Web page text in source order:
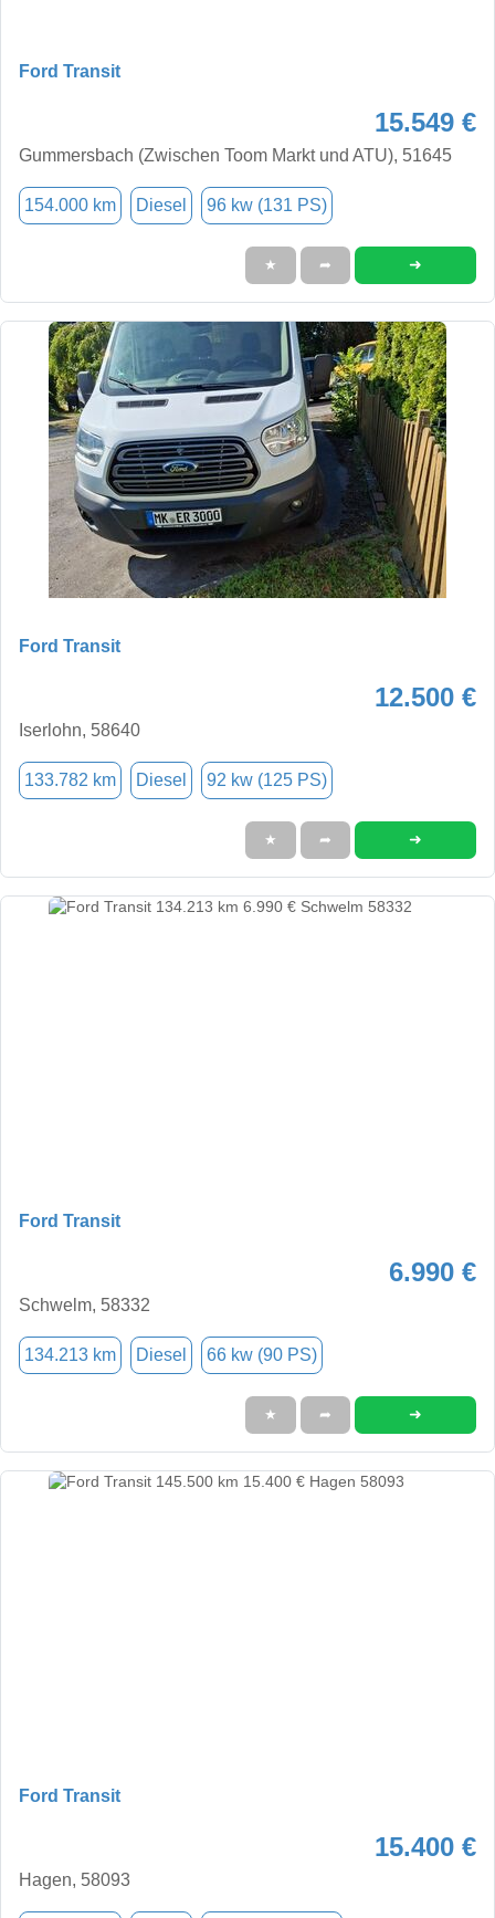
Ford Transit
15.549 €
Gummersbach (Zwischen Toom Markt und ATU), 51645
154.000 km Diesel 96 kw (131 PS)
★ ➦ ➜
Ford Transit
12.500 €
Iserlohn, 58640
133.782 km Diesel 92 kw (125 PS)
★ ➦ ➜
Ford Transit
6.990 €
Schwelm, 58332
134.213 km Diesel 66 kw (90 PS)
★ ➦ ➜
Ford Transit
15.400 €
Hagen, 58093